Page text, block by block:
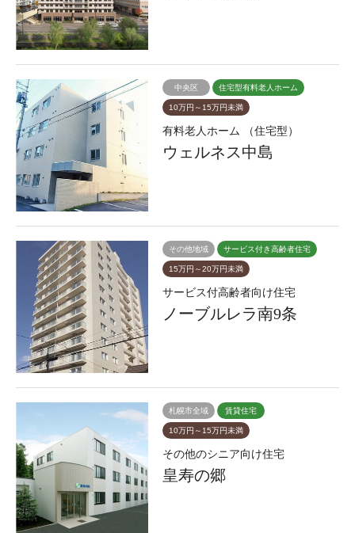
中央区 住宅型有料老人ホーム
10万円～15万円未満
有料老人ホーム （住宅型）
ウェルネス中島
その他地域 サービス付き高齢者住宅
15万円～20万円未満
サービス付高齢者向け住宅
ノーブルレラ南9条
札幌市全域 賃貸住宅
10万円～15万円未満
その他のシニア向け住宅
皇寿の郷